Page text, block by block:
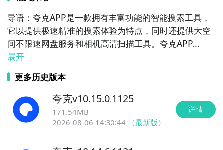
导语：夸克APP是一款拥有丰富功能的智能搜索工具，
它以提供极速精准的搜索体验为特点，同时还提供大空
间不限速网盘服务和相机高清扫描工具。夸克APP...
展开
更多历史版本
夸克v10.15.0.1125
171.54MB
2026-08-06 14:30:44
（最新版）
详情